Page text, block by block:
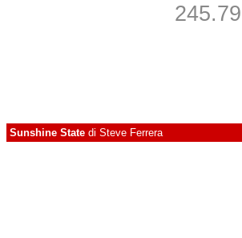
Sunshine State di Steve Ferrera